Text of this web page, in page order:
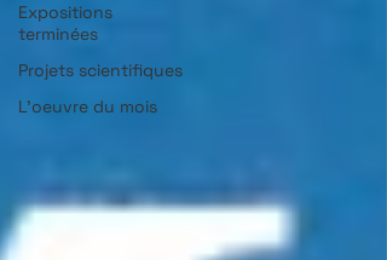
Expositions
terminées
Projets scientifiques
L'oeuvre du mois